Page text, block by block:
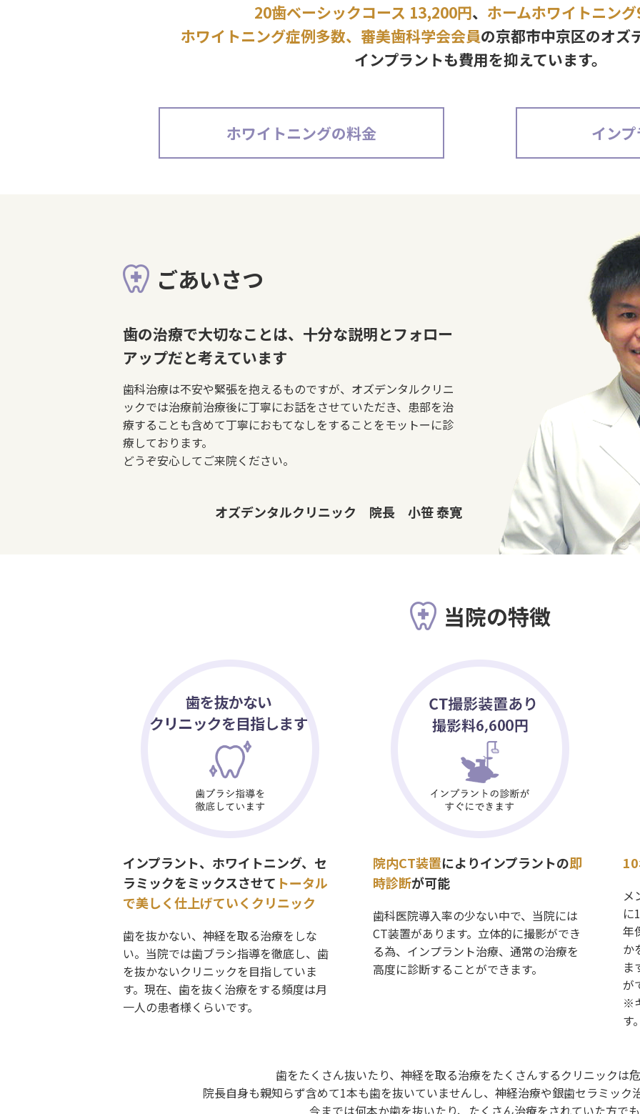
20歯ベーシックコース 13,200円、 ホームホワイトニン
ホワイトニング症例多数、審美歯科学会会員の京都市中京区のオズ
インプラントも費用を抑えています。
ホワイトニングの料金 イン
ごあいさつ
歯の治療で大切なことは、十分な説明とフォロー
アップだと考えています
歯科治療は不安や緊張を抱えるものですが、オズデンタルクリニ
ックでは治療前治療後に丁寧にお話をさせていただき、患部を治
療することも含めて丁寧におもてなしをすることをモットーに診
療しております。
どうぞ安心してご来院ください。
オズデンタルクリニック 院長 小笹 泰寛
当院の特徴
インプラント、ホワイトニング、セ
ラミックをミックスさせて トータル
で美しく仕上げていくクリニック
歯を抜かない、神経を取る治療をしな
い。当院では歯ブラシ指導を徹底し、歯
を抜かないクリニックを目指していま
す。現在、歯を抜く治療をする頻度は月
一人の患者様くらいです。
院内CT装置によりインプラントの即
時診断が可能
歯科医院導入率の少ない中で、当院には
CT装置があります。立体的に撮影ができ
る為、インプラント治療、通常の治療を
高度に診断することができます。
メ
に
年
か
ま
が
※
す
歯をたくさん抜いたり、神経を取る治療をたくさんするクリニックは
院長自身も親知らず含めて1本も歯を抜いていませんし、神経治療や銀歯セラミック
今までは何本か歯を抜いたり、たくさん治療をされていた方で